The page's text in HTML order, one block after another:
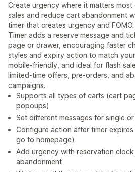
Create urgency where it matters
sales and reduce cart abandonment
timer that creates urgency and
Timer adds a reserve message and
page or drawer, encouraging faster
styles and expiry action to match
mobile-friendly, and ideal for flash
limited-time offers, pre-orders, and
campaigns.
Supports all types of carts (cart
popoups)
Set different messages for single
Configure action after timer
go to homepage)
Add urgency with reservation
abandonment